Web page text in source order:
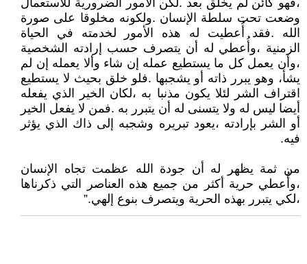
،فهو كائن لم يخلق بعد .لكن الأمور الضرورية للاستعمال
وضعت تحت سلطة الإنسان .ولكونه مخلوقا على صورة
الله .فقد أُعطيت له هذه الأمور لخدمته في الحياة
الزمنية ،وأُعطي له أن يتصرف حسب إرادته الشخصية
،وأن يعمل كل ما يستطيع عمله إن شاء وألا يعمله إن لم
يشأ، وهو يبرر ذاته أو يشجبها .فلو خلق بحيث لا يستطيع
اقتراف الشر لئلا يكون مذنبا به ،لكان الخير الذي يفعله
أيضا ليس له ولا يتسنى له أن يتبرر به .فمن لا يفعل الخير
أو الشر بإرادته ،يعود تبريره وشجبه إلى ذاك الذي يؤثر
فيه.
من ثمة يظهر له أن جودة الله عظمت تجاه الإنسان
،وأُعطي حرية أكثر من جميع هذه العناصر التي ذكرناها
،لكي يتبرر بهذه الحرية ويتصرف بنوع إلهي.”